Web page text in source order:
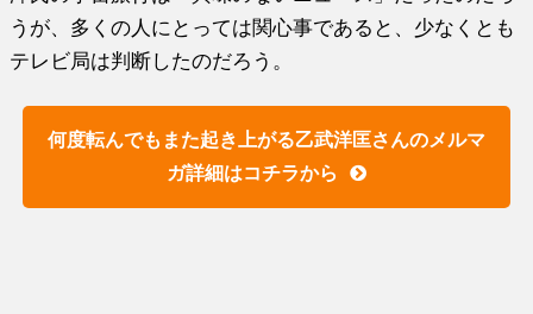
うが、多くの人にとっては関心事であると、少なくとも
テレビ局は判断したのだろう。
何度転んでもまた起き上がる乙武洋匡さんのメルマ
ガ詳細はコチラから